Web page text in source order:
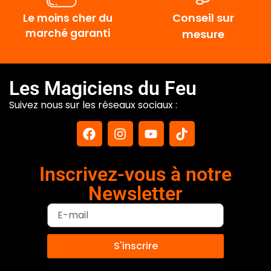
Le moins cher du
marché garanti
Conseil sur
mesure
Les Magiciens du Feu
Suivez nous sur les réseaux sociaux :
Inscrivez-vous à notre
Newsletter
S'inscrire